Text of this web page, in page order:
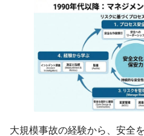
大規模事故の経験から、安全